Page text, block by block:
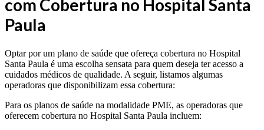
com Cobertura no Hospital Santa
Paula
Optar por um plano de saúde que ofereça cobertura no Hospital
Santa Paula é uma escolha sensata para quem deseja ter acesso a
cuidados médicos de qualidade. A seguir, listamos algumas
operadoras que disponibilizam essa cobertura:
Para os planos de saúde na modalidade PME, as operadoras que
oferecem cobertura no Hospital Santa Paula incluem: